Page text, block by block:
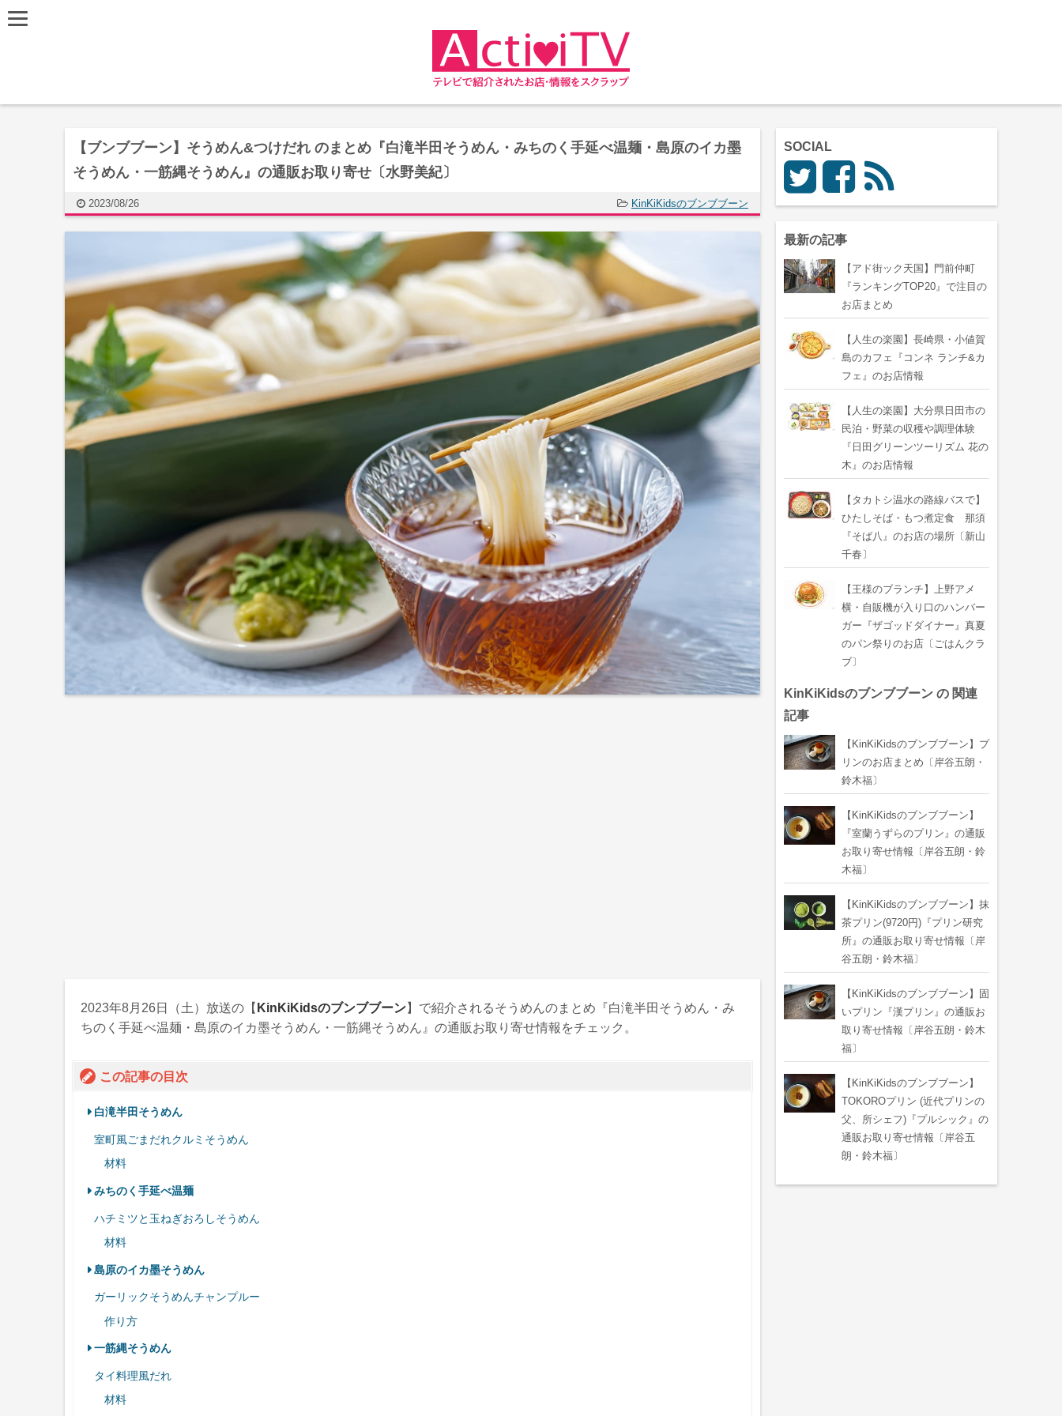
【ブンブブーン】そうめん&つけだれ のまとめ『白滝半田そうめん・みちのく手延べ温麺・島原のイカ墨
そうめん・一筋縄そうめん』の通販お取り寄せ〔水野美紀〕
2023/08/26 KinKiKidsのブンブブーン
2023年8月26日（土）放送の【 KinKiKidsのブンブブーン】で紹介されるそうめんのまとめ『白滝半田そうめん・み
ちのく手延べ温麺・島原のイカ墨そうめん・一筋縄そうめん』の通販お取り寄せ情報をチェック。
この記事の目次
白滝半田そうめん
室町風ごまだれクルミそうめん
材料
みちのく手延べ温麺
ハチミツと玉ねぎおろしそうめん
材料
島原のイカ墨そうめん
ガーリックそうめんチャンプルー
作り方
一筋縄そうめん
タイ料理風だれ
材料
SOCIAL
最新の記事
【アド街ック天国】門前仲町
『ランキングTOP20』で注目の
お店まとめ
【人生の楽園】長崎県・小値賀
島のカフェ『コンネ ランチ&カ
フェ』のお店情報
【人生の楽園】大分県日田市の
民泊・野菜の収穫や調理体験
『日田グリーンツーリズム 花の
木』のお店情報
【タカトシ温水の路線バスで】
ひたしそば・もつ煮定食 那須
『そば八』のお店の場所〔新山
千春〕
【王様のブランチ】上野アメ
横・自販機が入り口のハンバー
ガー『ザゴッドダイナー』真夏
のパン祭りのお店〔ごはんクラ
ブ〕
KinKiKidsのブンブブーン の 関連
記事
【KinKiKidsのブンブブーン】プ
リンのお店まとめ〔岸谷五朗・
鈴木福〕
【KinKiKidsのブンブブーン】
『室蘭うずらのプリン』の通販
お取り寄せ情報〔岸谷五朗・鈴
木福〕
【KinKiKidsのブンブブーン】抹
茶プリン(9720円)『プリン研究
所』の通販お取り寄せ情報〔岸
谷五朗・鈴木福〕
【KinKiKidsのブンブブーン】固
いプリン『漢プリン』の通販お
取り寄せ情報〔岸谷五朗・鈴木
福〕
【KinKiKidsのブンブブーン】
TOKOROプリン (近代プリンの
父、所シェフ)『プルシック』の
通販お取り寄せ情報〔岸谷五
朗・鈴木福〕